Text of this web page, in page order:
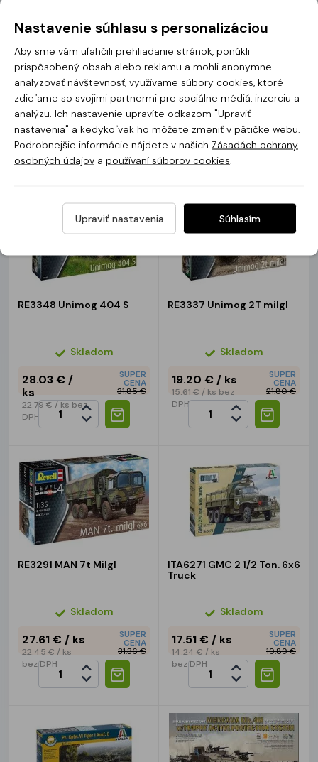
ZV3687 Soviet Medium
Tank T-34/85
Nie je skladom
22.22 € /
ks
18.06 €/ ks
bez DPH
SUPER
CENA
25.24 €
Zobrazit produkt
ZV3623 T-15 with 57mm
gun
Skladom
33.58 € / ks
27.30 €/ ksbez
DPH
CENA
38.16 €
RE3348 Unimog 404 S
Skladom
28.03 €/
ks
22.79 € / ks bez
DPH
SUPER
CENA
31.85 €
RE3337 Unimog 2T milgl
Skladom
19.20 €/ ks
15.61 € / ks bez
DPH
SUPER
CENA
21.80 €
RE3291 MAN 7t Milgl
Skladom
27.61 €/ ks
22.45 € / ks
bez DPH
SUPER
CENA
31.36 €
ITA6271 GMC 2 1/2 Ton. 6x6
Truck
Skladom
17.51 €/ ks
14.24 € / ks
bez DPH
SUPER
CENA
19.89 €
Nastavenie súhlasu s personalizáciou
Aby sme vám uľahčili prehliadanie stránok, ponúkli
prispôsobený obsah alebo reklamu a mohli anonymne
analyzovať návštevnosť, využívame súbory cookies, ktoré
zdieľame so svojimi partnermi pre sociálne médiá, inzerciu a
analýzu. Ich nastavenie upravíte odkazom "Upraviť
nastavenia" a kedykoľvek ho môžete zmeniť v pätičke webu.
Podrobnejšie informácie nájdete v našich Zásadách ochrany
osobných údajov a používaní súborov cookies
Upraviť nastavenia Súhlasím